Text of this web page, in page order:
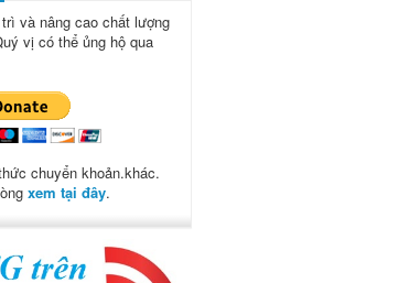
và nâng cao chất lượng
vị có thể ủng hộ qua
chuyển khoản.khác.
xem tại đây.